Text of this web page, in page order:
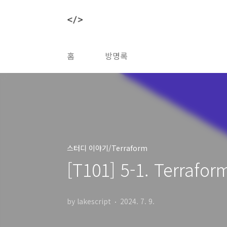
홈 방명록
스터디 이야기/Terraform
[T101] 5-1.
by lakescript 2024. 7. 9.